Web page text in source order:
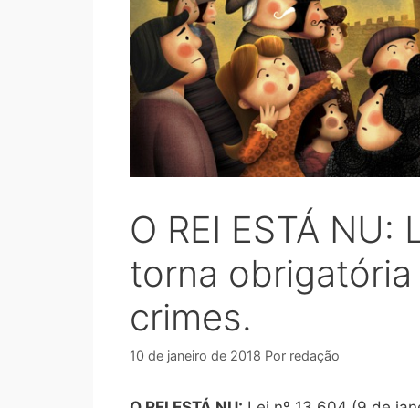
O REI ESTÁ
torna
crimes.
10 de janeiro de 2018 Por redação